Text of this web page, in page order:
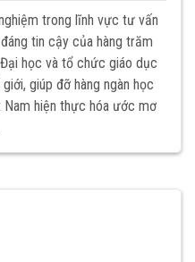
trong lĩnh vực tư vấn
tin cậy của hàng trăm
học và tổ chức giáo dục
giúp đỡ hàng ngàn học
Nam hiện thực hóa ước mơ